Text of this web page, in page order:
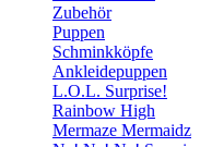
Zubehör
Puppen
Schminkköpfe
Ankleidepuppen
L.O.L. Surprise!
Rainbow High
Mermaze Mermaidz